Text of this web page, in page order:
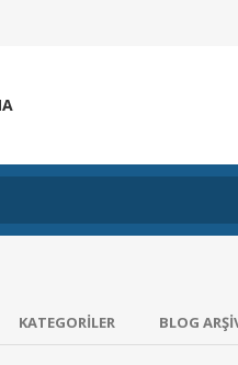
KATEGORILER BLOG